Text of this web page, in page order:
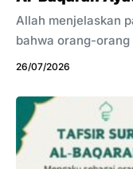
Allah menjelaskan
bahwa orang-
mengharapkan
membuat mereka
akhirat. Tidak ada
menyembunyikan
setiap perbuatan
26/07/2026